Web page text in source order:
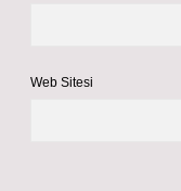
Web Sitesi